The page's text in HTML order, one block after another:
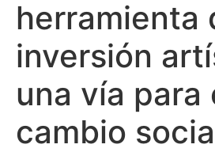
herramienta
inversión
una vía para
cambio